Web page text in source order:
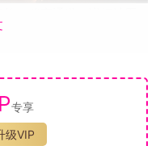
暗时光的城市。你的抓
了解城市的所有秘密。
这段历史中，暴君正在
图不明的敌人，像是玛
专享
级VIP